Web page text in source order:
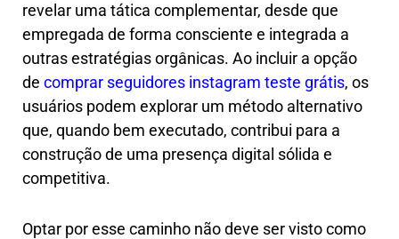
revelar uma tática complementar, desde que
empregada de forma consciente e integrada a
outras estratégias orgânicas. Ao incluir a opção
de comprar seguidores instagram teste grátis, os
usuários podem explorar um método alternativo
que, quando bem executado, contribui para a
construção de uma presença digital sólida e
competitiva.
Optar por esse caminho não deve ser visto como